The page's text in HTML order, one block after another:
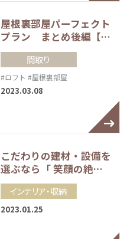
屋根裏部屋パーフェクト
プラン まとめ後編【…
間取り
#ロフト #屋根裏部屋
2023.03.08
こだわりの建材・設備を
選ぶなら「 笑顔の絶…
インテリア・収納
2023.01.25